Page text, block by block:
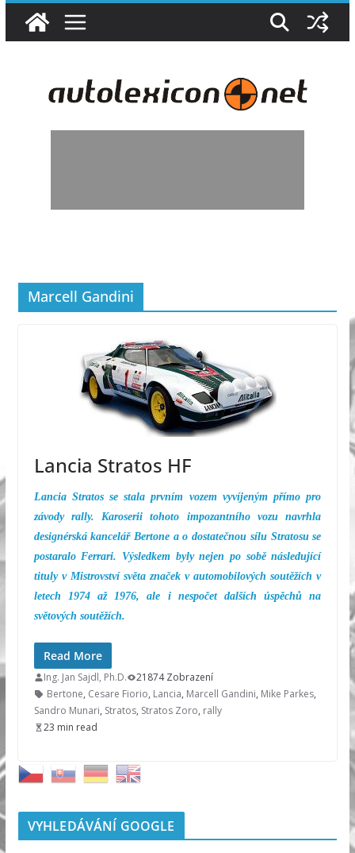
Přeskočit
na
Marcell Gandini
Lancia Stratos HF
Lancia Stratos se stala prvním vozem vyvíjeným přímo pro
závody rally. Karoserii tohoto impozantního vozu navrhla
designérská kancelář Bertone a o dostatečnou sílu Stratosu se
postaralo Ferrari. Výsledkem byly nejen po sobě následující
tituly v Mistrovství světa značek v automobilových soutěžích v
letech 1974 až 1976, ale i nespočet dalších úspěchů na
světových soutěžích.
Read More
Ing. Jan Sajdl, Ph.D.
21874 Zobrazení
Bertone, Cesare Fiorio, Lancia, Marcell Gandini, Mike Parkes,
Sandro Munari, Stratos, Stratos Zoro, rally
23 min read
VYHLEDÁVÁNÍ GOOGLE